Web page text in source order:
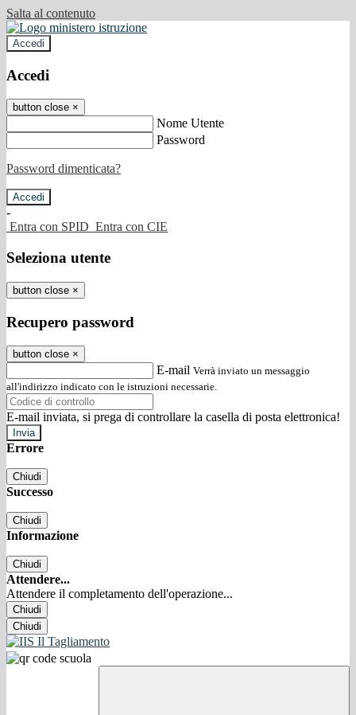
Salta al contenuto
Accedi
Accedi
button close ×
Nome Utente
Password
Password dimenticata?
-
Entra con SPID Entra con CIE
Seleziona utente
button close ×
Recupero password
button close ×
E-mail Verrà inviato un messaggio
all'indirizzo indicato con le istruzioni necessarie.
E-mail inviata, si prega di controllare la casella di posta elettronica!
Errore
Chiudi
Successo
Chiudi
Informazione
Chiudi
Attendere...
Attendere il completamento dell'operazione...
Chiudi
Chiudi